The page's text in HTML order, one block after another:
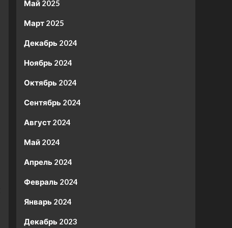
Май 2025
Март 2025
Декабрь 2024
Ноябрь 2024
Октябрь 2024
Сентябрь 2024
Август 2024
Май 2024
Апрель 2024
Февраль 2024
Январь 2024
Декабрь 2023